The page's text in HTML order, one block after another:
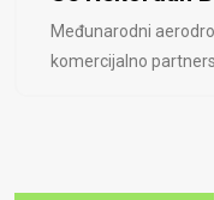
Međunarodni
komercijalno